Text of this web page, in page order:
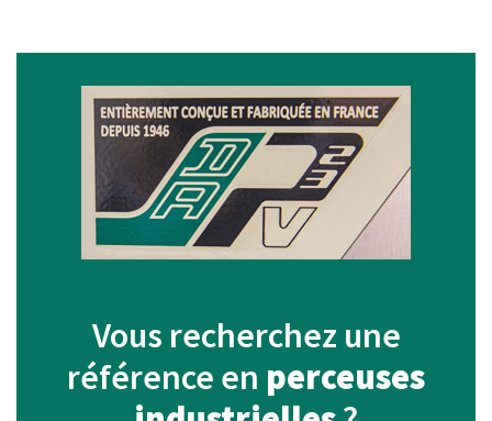
Vous recherchez une
référence en perceuses